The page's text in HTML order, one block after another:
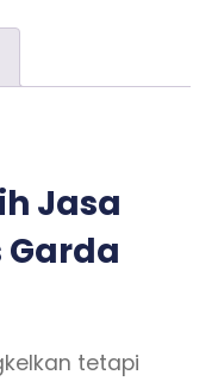
Jasa
tetapi